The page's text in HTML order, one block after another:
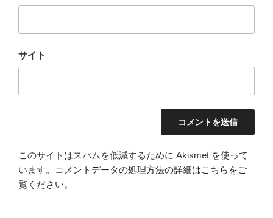
サイト
このサイトはスパムを低減するために Akismet を使って
います。
コメントデータの処理方法の詳細はこちらをご
覧ください。